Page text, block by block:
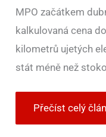
MPO začátkem
kalkulovaná cena
kilometrů ujetých
stát méně než
Přečíst celý